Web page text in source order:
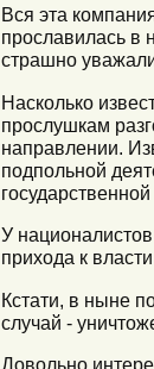
Вся эта
прославилась в
страшно
Насколько
прослушкам
направлении.
подпольной
У
прихода к
Кстати, в ныне
случай -
Довольно